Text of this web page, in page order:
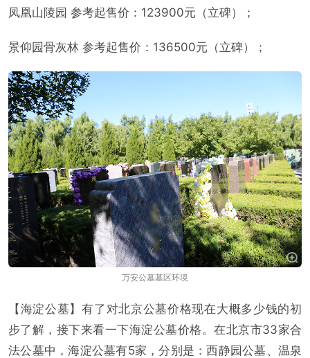
凤凰山陵园 参考起售价：123900元（立碑）；
景仰园骨灰林 参考起售价：136500元（立碑）；
万安公墓墓区环境
【海淀公墓】有了对北京公墓价格现在大概多少钱的初
步了解，接下来看一下海淀公墓价格。在北京市33家合
法公墓中，海淀公墓有5家，分别是：西静园公墓、温泉